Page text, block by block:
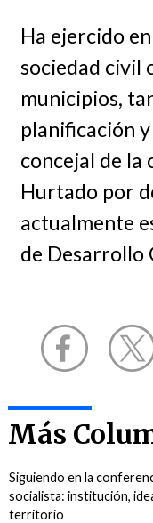
Ha ejercido
sociedad civil
municipios,
planificación
concejal de la
Hurtado por
actualmente
de Desarrollo
Más
Siguiendo en la
socialista: institución,
territorio